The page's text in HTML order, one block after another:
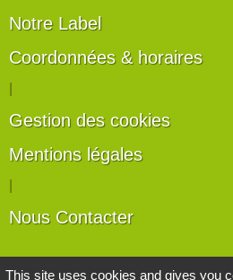
Notre Label
Coordonnées & horaires
Gestion des cookies
Mentions légales
Nous Contacter
Les artisans du
This site uses cookies and gives you